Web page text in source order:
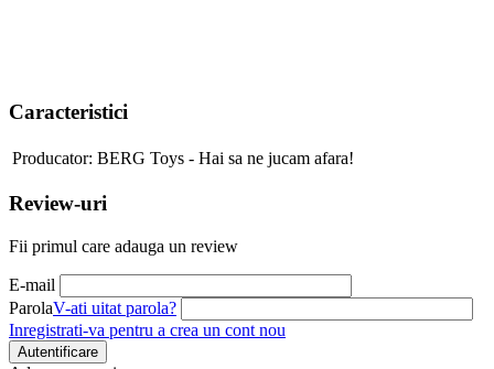
Caracteristici
Producator: BERG Toys - Hai sa ne jucam afara!
Review-uri
Fii primul care adauga un review
E-mail
ParolaV-ati uitat parola?
Inregistrati-va pentru a crea un cont nou
Autentificare